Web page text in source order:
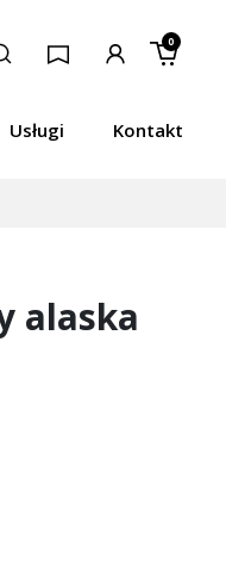
Usługi Kontakt
0
alaska